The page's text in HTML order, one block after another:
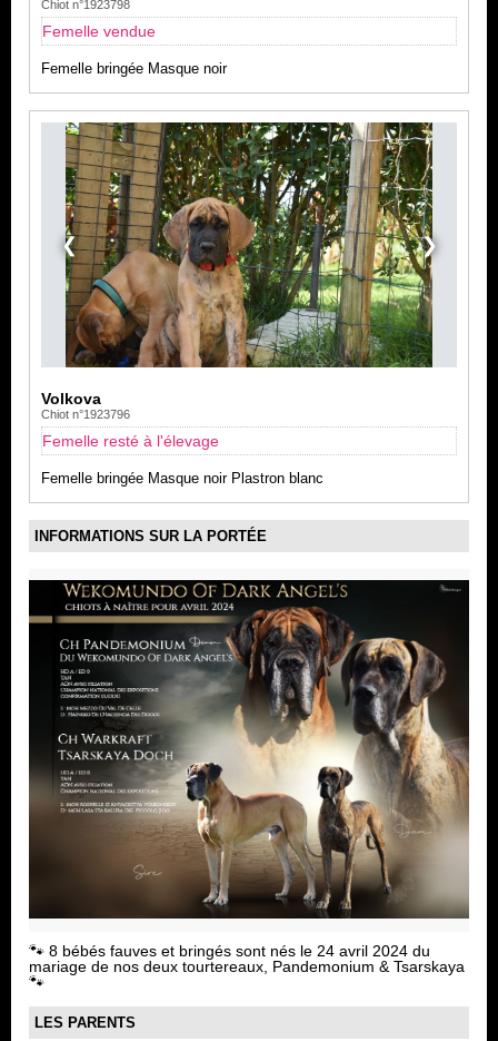
Chiot n°1923798
Femelle vendue
Femelle bringée Masque noir
❮ ❯
Volkova
Chiot n°1923796
Femelle resté à l'élevage
Femelle bringée Masque noir Plastron blanc
INFORMATIONS SUR LA PORTÉE
🐾 8 bébés fauves et bringés sont nés le 24 avril 2024 du
mariage de nos deux tourtereaux, Pandemonium & Tsarskaya
🐾
LES PARENTS